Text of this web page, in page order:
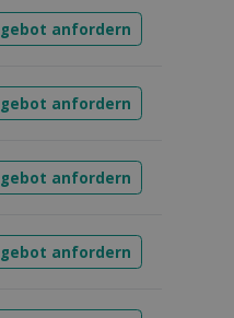
anfordern
anfordern
anfordern
anfordern